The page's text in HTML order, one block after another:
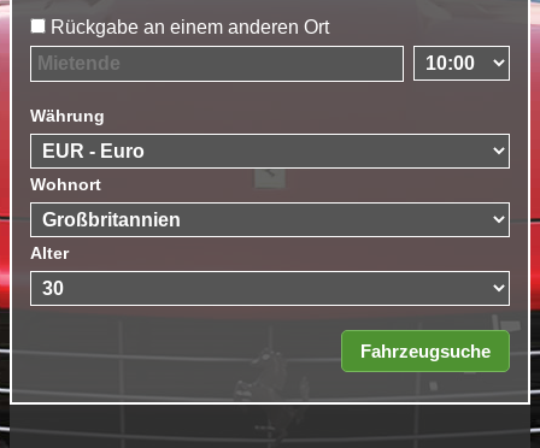
Rückgabe an einem anderen Ort
Währung
Wohnort
Alter